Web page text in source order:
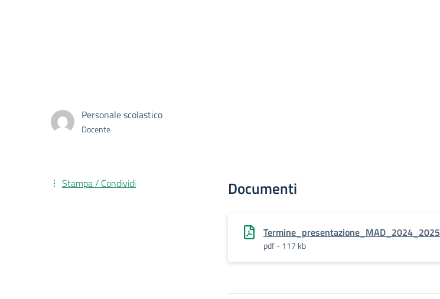
Personale scolastico
Docente
Documenti
Termine_presentazione_MAD_2024_2025
pdf - 117 kb
Stampa / Condividi